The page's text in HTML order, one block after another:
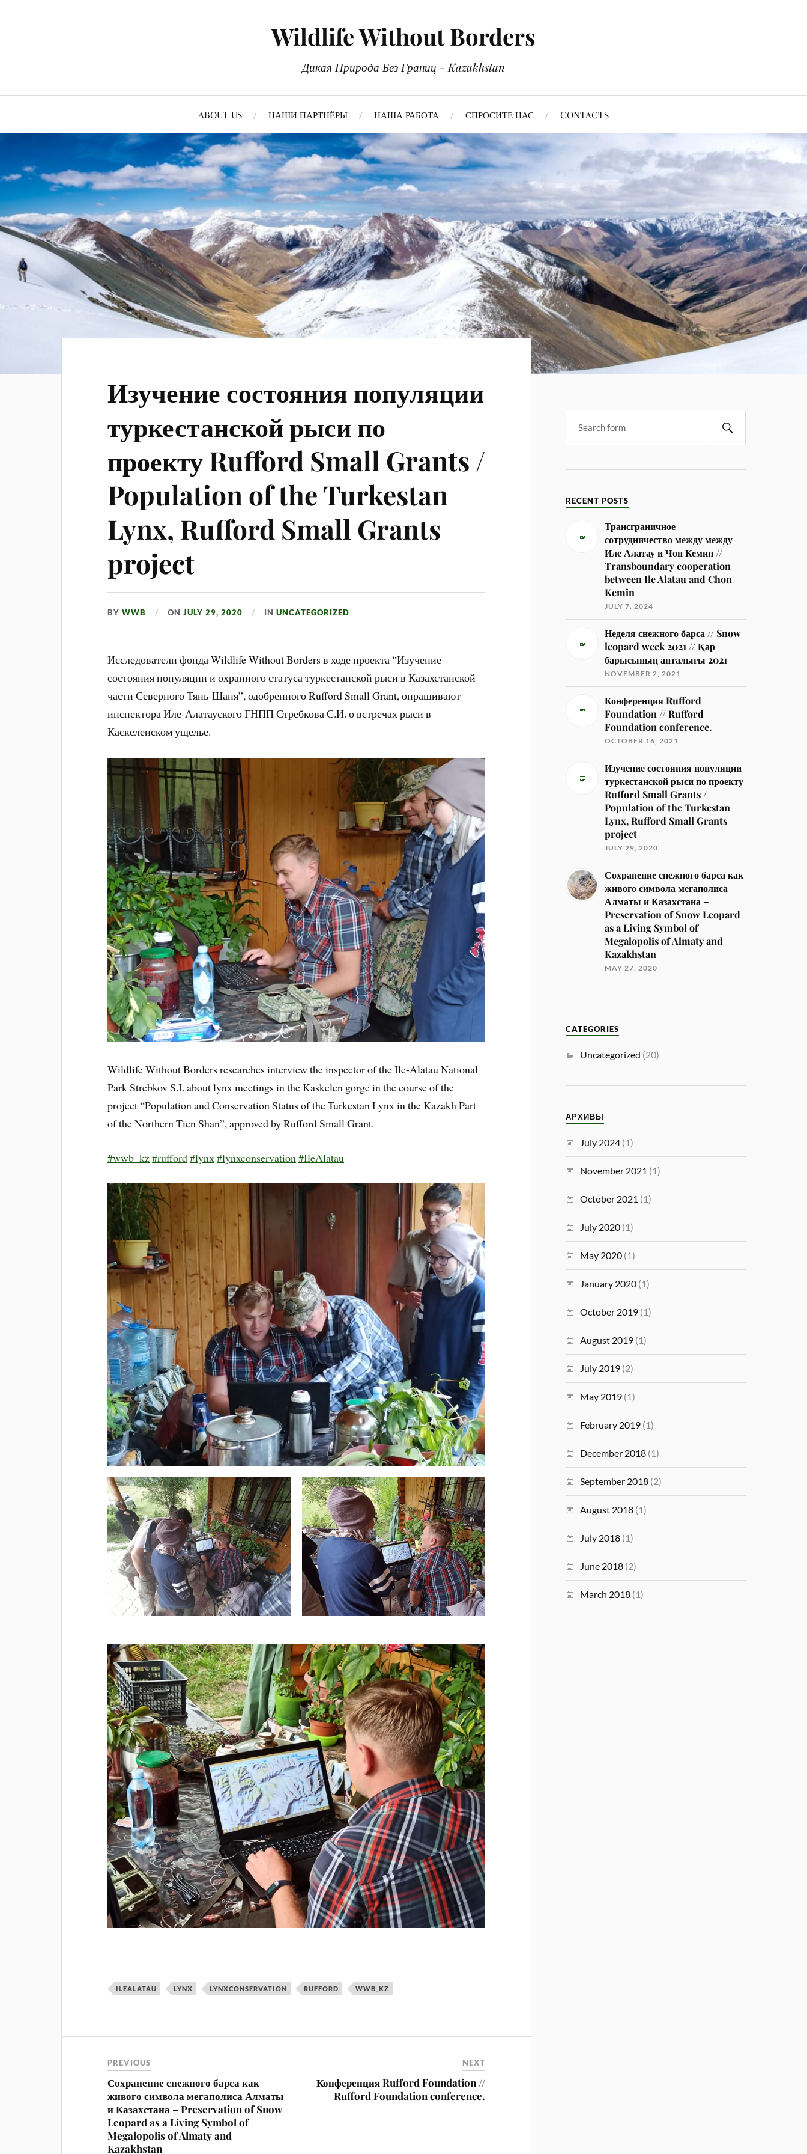
Wildlife Without Borders
Дикая Природа Без Границ - Kazakhstan
ABOUT US НАШИ ПАРТНЁРЫ НАША РАБОТА СПРОСИТЕ НАС CONTACTS
Изучение состояния популяции
туркестанской рыси по
проекту Rufford Small Grants /
Population of the Turkestan
Lynx, Rufford Small Grants
project
BYWWB ONJULY 29, 2020 INUNCATEGORIZED
Исследователи фонда Wildlife Without Borders в ходе проекта “Изучение
состояния популяции и охранного статуса туркестанской рыси в Казахстанской
части Северного Тянь-Шаня”, одобренного Rufford Small Grant, опрашивают
инспектора Иле-Алатауского ГНПП Стребкова С.И. о встречах рыси в
Каскеленском ущелье.
Wildlife Without Borders researches interview the inspector of the Ile-Alatau National
Park Strebkov S.I. about lynx meetings in the Kaskelen gorge in the course of the
project “Population and Conservation Status of the Turkestan Lynx in the Kazakh Part
of the Northern Tien Shan”, approved by Rufford Small Grant.
#wwb_kz#rufford#lynx#lynxconservation#IleAlatau
ILEALATAU LYNX LYNXCONSERVATION RUFFORD WWB_KZ
PREVIOUS
Сохранение снежного барса как
живого символа мегаполиса Алматы
и Казахстана – Preservation of Snow
Leopard as a Living Symbol of
Megalopolis of Almaty and
Kazakhstan
NEXT
Конференция Rufford Foundation //
Rufford Foundation conference.
RECENT POSTS
Трансграничное
сотрудничество между между
Иле Алатау и Чон Кемин //
Transboundary cooperation
between Ile Alatau and Chon
Kemin
JULY 7, 2024
Неделя снежного барса // Snow
leopard week 2021 // Қар
барысының апталығы 2021
NOVEMBER 2, 2021
Конференция Rufford
Foundation // Rufford
Foundation conference.
OCTOBER 16, 2021
Изучение состояния популяции
туркестанской рыси по проекту
Rufford Small Grants /
Population of the Turkestan
Lynx, Rufford Small Grants
project
JULY 29, 2020
Сохранение снежного барса как
живого символа мегаполиса
Алматы и Казахстана –
Preservation of Snow Leopard
as a Living Symbol of
Megalopolis of Almaty and
Kazakhstan
MAY 27, 2020
CATEGORIES
Uncategorized (20)
АРХИВЫ
July 2024 (1)
November 2021 (1)
October 2021 (1)
July 2020 (1)
May 2020 (1)
January 2020 (1)
October 2019 (1)
August 2019 (1)
July 2019 (2)
May 2019 (1)
February 2019 (1)
December 2018 (1)
September 2018 (2)
August 2018 (1)
July 2018 (1)
June 2018 (2)
March 2018 (1)